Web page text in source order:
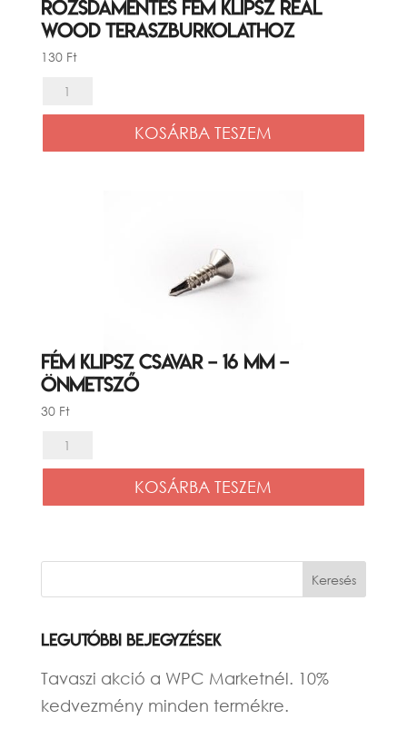
Rozsdamentes fém klipsz Real
Wood teraszburkolathoz
130 Ft
Rozsdamentes
fém
KOSÁRBA TESZEM
Fém klipsz csavar – 16 mm –
önmetsző
30 Ft
Fém
klipsz
önmetsző
KOSÁRBA TESZEM
Legutóbbi bejegyzések
Tavaszi akció a WPC Marketnél. 10%
kedvezmény minden termékre.